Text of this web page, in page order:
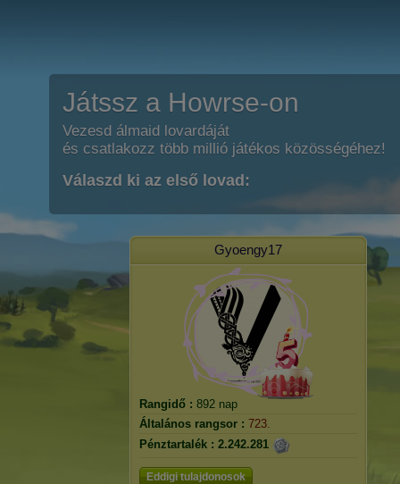
Játssz a Howrse-on
Vezesd álmaid lovardáját
és csatlakozz több millió játékos közösségéhez!
Válaszd ki az első lovad:
Gyoengy17
Rangidő : 892 nap
Általános rangsor : 723.
Pénztartalék : 2.242.281
Eddigi tulajdonosok